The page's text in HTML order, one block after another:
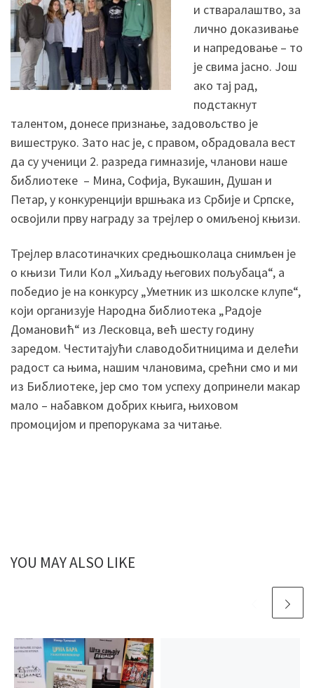
и стваралаштво, за
лично доказивање
и напредовање – то
је свима јасно. Још
ако тај рад,
подстакнут
талентом, донесе признање, задовољство је
вишеструко. Зато нас је, с правом, обрадовала вест
да су ученици 2. разреда гимназије, чланови наше
библиотеке – Мина, Софија, Вукашин, Душан и
Петар, у конкуренцији вршњака из Србије и Српске,
освојили прву награду за трејлер о омиљеној књизи.
Трејлер власотиначких средњошколаца снимљен је
о књизи Тили Кол „Хиљаду његових пољубаца“, а
победио је на конкурсу „Уметник из школске клупе“,
који организује Народна библиотека „Радоје
Домановић“ из Лесковца, већ шесту годину
заредом. Честитајући славодобитницима и делећи
радост са њима, нашим члановима, срећни смо и ми
из Библиотеке, јер смо том успеху допринели макар
мало – набавком добрих књига, њиховом
промоцијом и препорукама за читање.
YOU MAY ALSO LIKE